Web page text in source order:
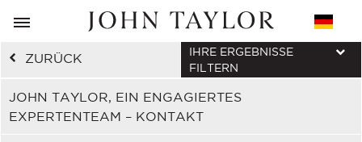
ZURÜCK
JOHN TAYLOR, EIN ENGAGIERTES
EXPERTENTEAM – KONTAKT
IHRE ERGEBNISSE
FILTERN